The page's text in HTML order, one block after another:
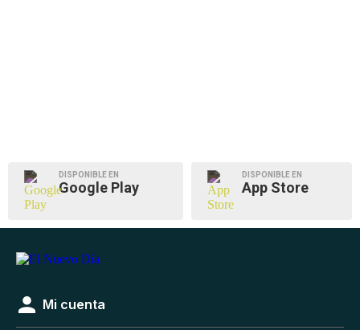
DISPONIBLE EN
Google Play
DISPONIBLE EN
App Store
Mi cuenta